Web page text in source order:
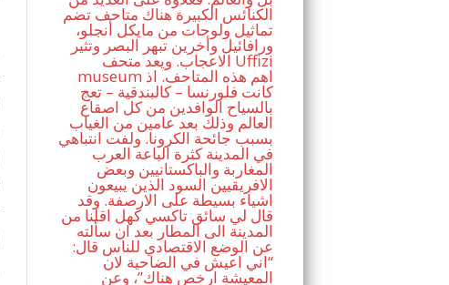
الكنائس الكبيرة هناك متاحف تضم
تماثيل ولوحات من مايكل أنجلو،
ورافائيل وأخرين تبهر البصر وتثير
الاعجاب. ويعد متحف Uffizi
museum اهم هذه المتاحف. اذ
كانت فلورنسا – كالبندقية – تعج
بالسياح الوافدين من كل اصقاع
العالم وذلك بعد عامين من الغياب
بسبب جائحة الكرونا. ولفت انتباهي
في المدينة كثرة الباعة العرب
المغاربة والباكستانيين وبعض
الافريقيين السود الذين يبيعون
اشياء بسيطة على الارصفة. وقد
قال لي سائق تاكسي كهل اقلنا من
المدينة الى المطار بعد ان سألته
عن الوضع الاقتصادي للناس قال:
“اني اعيش في الضاحية لان
المعيشة ارخص هناك”، وعن